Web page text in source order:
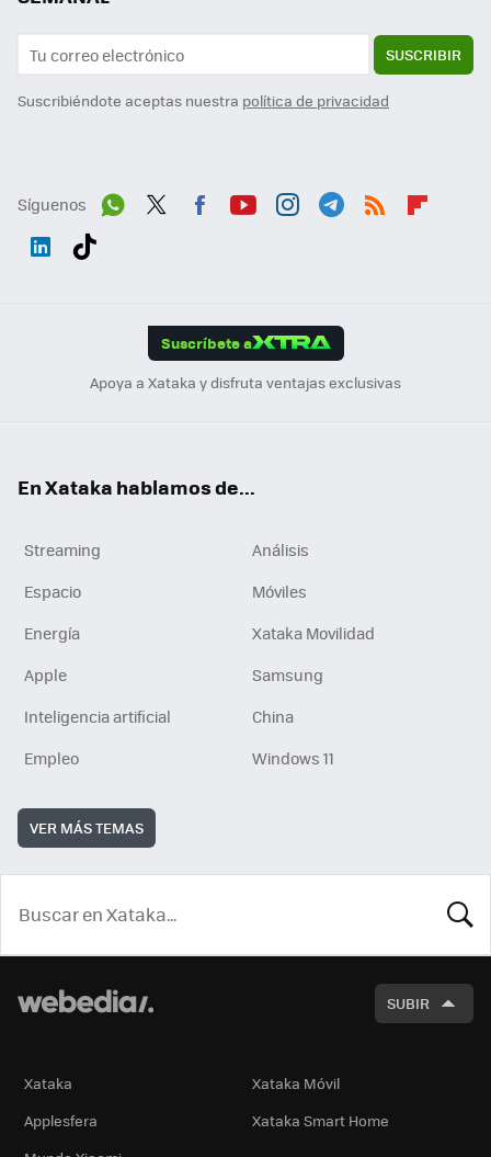
SUSCRIBIR
Suscribiéndote aceptas nuestra política de privacidad
Síguenos
Suscríbete a
Apoya a Xataka y disfruta ventajas exclusivas
En Xataka hablamos de...
Streaming
Análisis
Espacio
Móviles
Energía
Xataka Movilidad
Apple
Samsung
Inteligencia artificial
China
Empleo
Windows 11
VER MÁS TEMAS
SUBIR
Xataka
Xataka Móvil
Applesfera
Xataka Smart Home